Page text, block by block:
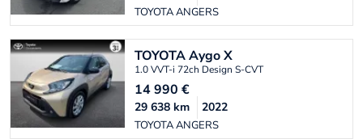
TOYOTA ANGERS
TOYOTAAygo X
1.0 VVT-i 72ch Design S-CVT
14 990 €
TOYOTA ANGERS
29 638 km 2022